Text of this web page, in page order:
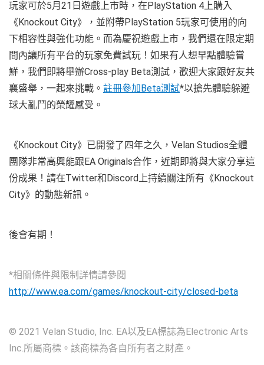
玩家可於5月21日遊戲上市時，在PlayStation 4上購入
《Knockout City》，並附帶PlayStation 5玩家可使用的向
下相容性與強化功能。而為慶祝遊戲上市，我們還在限定期
間內讓所有平台的玩家免費試玩！如果有人想早點體驗嘗
鮮，我們即將舉辦Cross-play Beta測試，歡迎大家跟好友共
襄盛舉，一起來挑戰。 註冊參加Beta測試*以搶先體驗躲避
球大亂鬥的榮耀感受。
《Knockout City》已開發了四年之久，Velan Studios全體
團隊非常高興能跟EA Originals合作，近期即將與大家分享這
份成果！請在Twitter和Discord上持續關注所有《Knockout
City》的動態新訊。
後會有期！
*相關條件與限制詳情請參閱
http://www.ea.com/games/knockout-city/closed-beta
© 2021 Velan Studio, Inc. EA以及EA標誌為Electronic Arts
Inc.所屬商標。該商標為各自所有者之財產。